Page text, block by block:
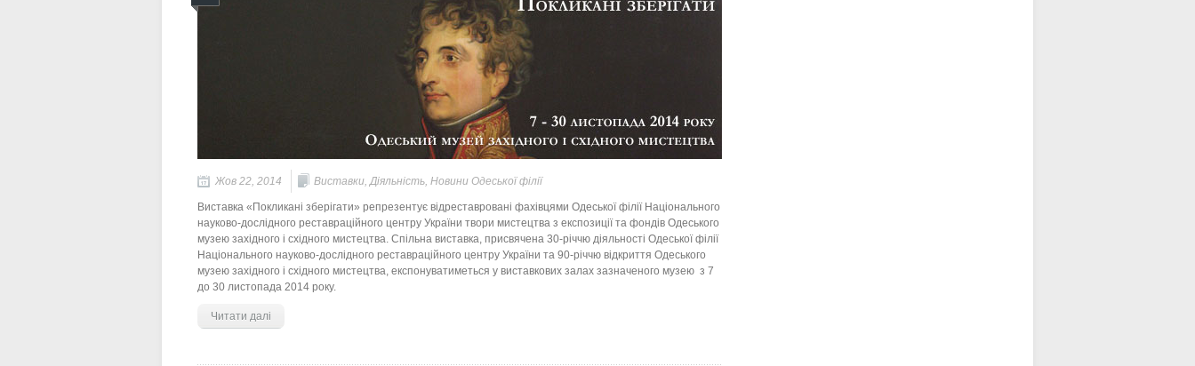
Жов 22, 2014 Виставки,Діяльність, Новини Одеської філії
Виставка «Покликані зберігати» репрезентує відреставровані фахівцями Одеської філії Національного
науково-дослідного реставраційного центру України твори мистецтва з експозиції та фондів Одеського
музею західного і східного мистецтва. Спільна виставка, присвячена 30-річчю діяльності Одеської філії
Національного науково-дослідного реставраційного центру України та 90-річчю відкриття Одеського
музею західного і східного мистецтва, експонуватиметься у виставкових залах зазначеного музею з 7
до 30 листопада 2014 року.
Читати далі